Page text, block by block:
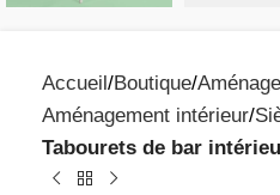
Accueil Boutique
Aménagement intérieur
Tabourets de bar